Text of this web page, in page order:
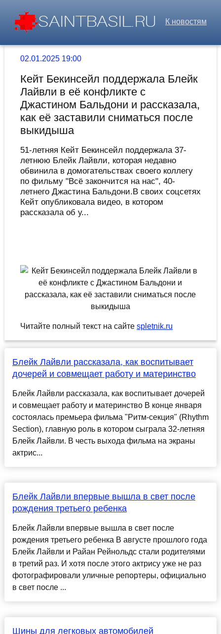
К новостям
02.01.2025 19:00
Кейт Бекинсейл поддержала Блейк
Лайвли в её конфликте с
Джастином Бальдони и рассказала,
как её заставили сниматься после
выкидыша
51-летняя Кейт Бекинсейл поддержала 37-
летнюю Блейк Лайвли, которая недавно
обвинила в домогательствах своего коллегу
по фильму "Всё закончится на нас", 40-
летнего Джастина Бальдони.В своих соцсетях
Кейт опубликовала видео, в котором
рассказала об у...
Читайте полный текст на сайте spletnik.ru
Блейк Лайвли рассказала, как воспитывает
дочерей и совмещает работу и материнство
Блейк Лайвли рассказала, как воспитывает дочерей
и совмещает работу и материнство В конце января
состоялась премьера фильма "Ритм-секция" (Rhythm
Section), главную роль в котором сыграла 32-летняя
Блейк Лайвли. В честь выхода фильма на экраны
актрис...
Блейк Лайвли впервые вышла в свет после
рождения третьего ребенка
Блейк Лайвли впервые вышла в свет после
рождения третьего ребенка В августе прошлого года
Блейк Лайвли и Райан Рейнольдс стали родителями
в третий раз. И хотя после этого актрису уже не раз
фотографировали уличные репортеры, официально
в свет после ...
Шины для легковых автомобилей